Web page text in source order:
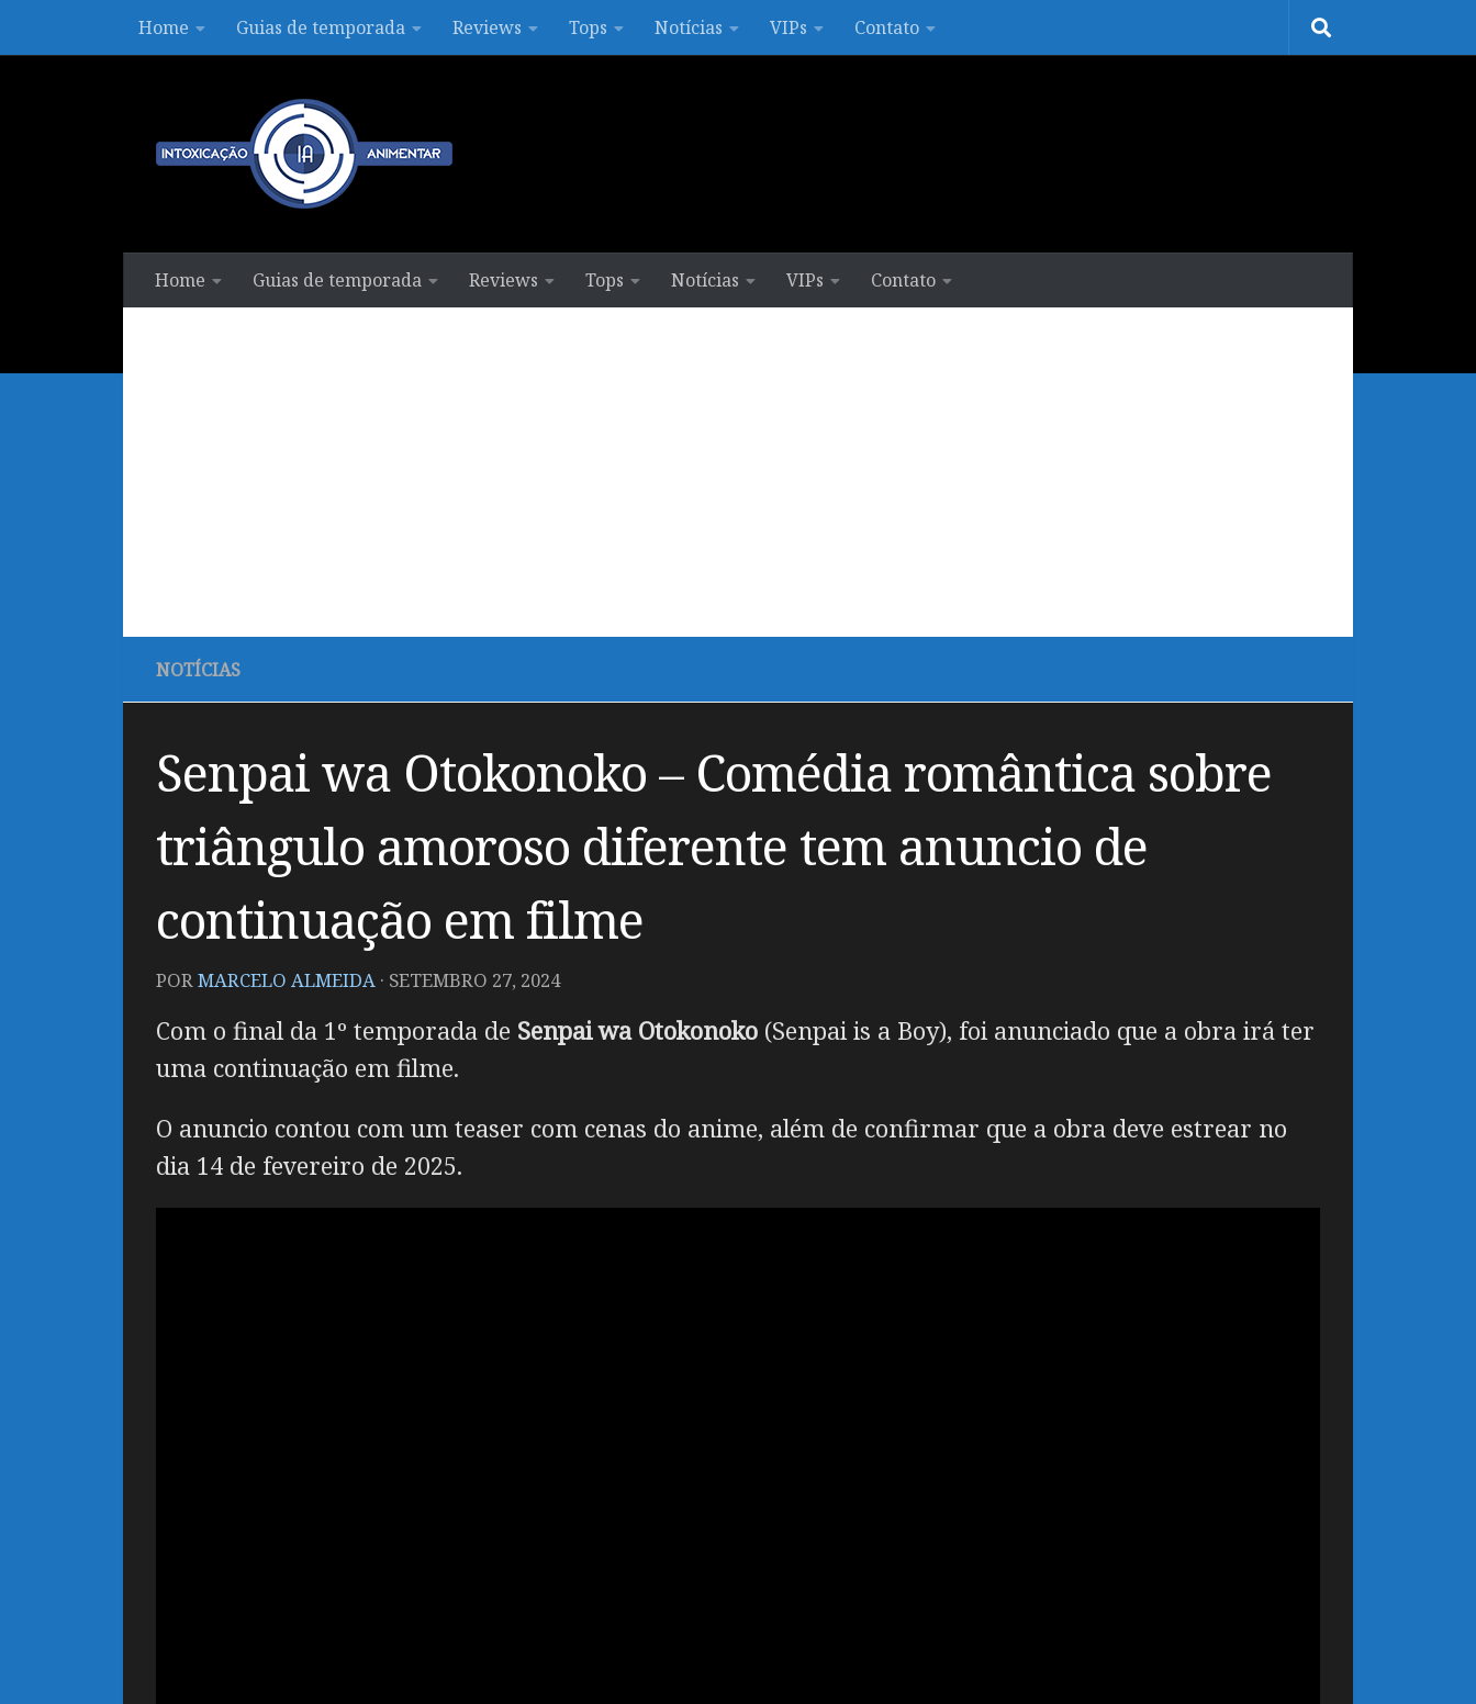
Skip to contentHome Guias de temporada Reviews Tops Notícias VIPs Contato
Home Guias de temporada Reviews Tops Notícias VIPs Contato
NOTÍCIAS
Senpai wa Otokonoko – Comédia romântica sobre
triângulo amoroso diferente tem anuncio de
continuação em filme
PORMARCELO ALMEIDA · SETEMBRO 27, 2024
Com o final da 1º temporada de Senpai wa Otokonoko (Senpai is a Boy), foi anunciado que a obra irá ter
uma continuação em filme.
O anuncio contou com um teaser com cenas do anime, além de confirmar que a obra deve estrear no
dia 14 de fevereiro de 2025.